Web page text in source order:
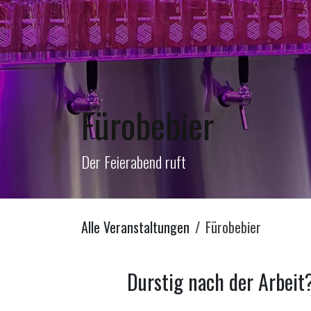
Fürobebier
Der Feierabend ruft
Alle Veranstaltungen Fürobebier
Durstig nach der